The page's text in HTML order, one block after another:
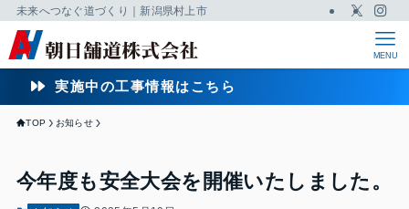
未来へつなぐ道づくり｜新潟県村上市
MENU
実施中の工事情報はこちら
TOP お知らせ
今年度も安全大会を開催いたしました。